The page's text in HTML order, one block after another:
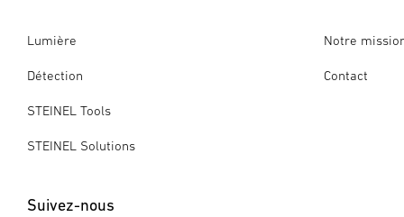
Lumière
Détection
STEINEL Tools
STEINEL Solutions
Notre
Contact
Suivez-nous